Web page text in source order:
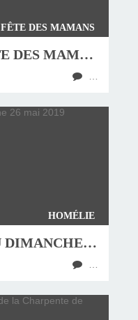
FÊTE DES MAMANS
POUR LA FÊTE DES MAMANS
HOMÉLIE
HOMÉLIE DU DIMANCHE 26 MAI 2019